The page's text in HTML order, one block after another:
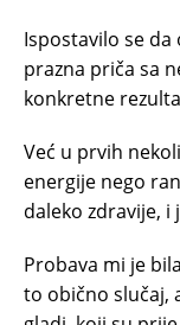
Ispostavilo se
prazna priča sa
konkretne
Već u prvih
energije nego
daleko zdravije, i
Probava mi je
to obično slučaj,